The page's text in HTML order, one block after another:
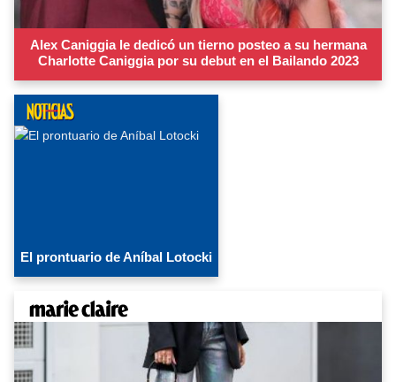
Alex Caniggia le dedicó un tierno posteo a su hermana
Charlotte Caniggia por su debut en el Bailando 2023
El prontuario de Aníbal Lotocki